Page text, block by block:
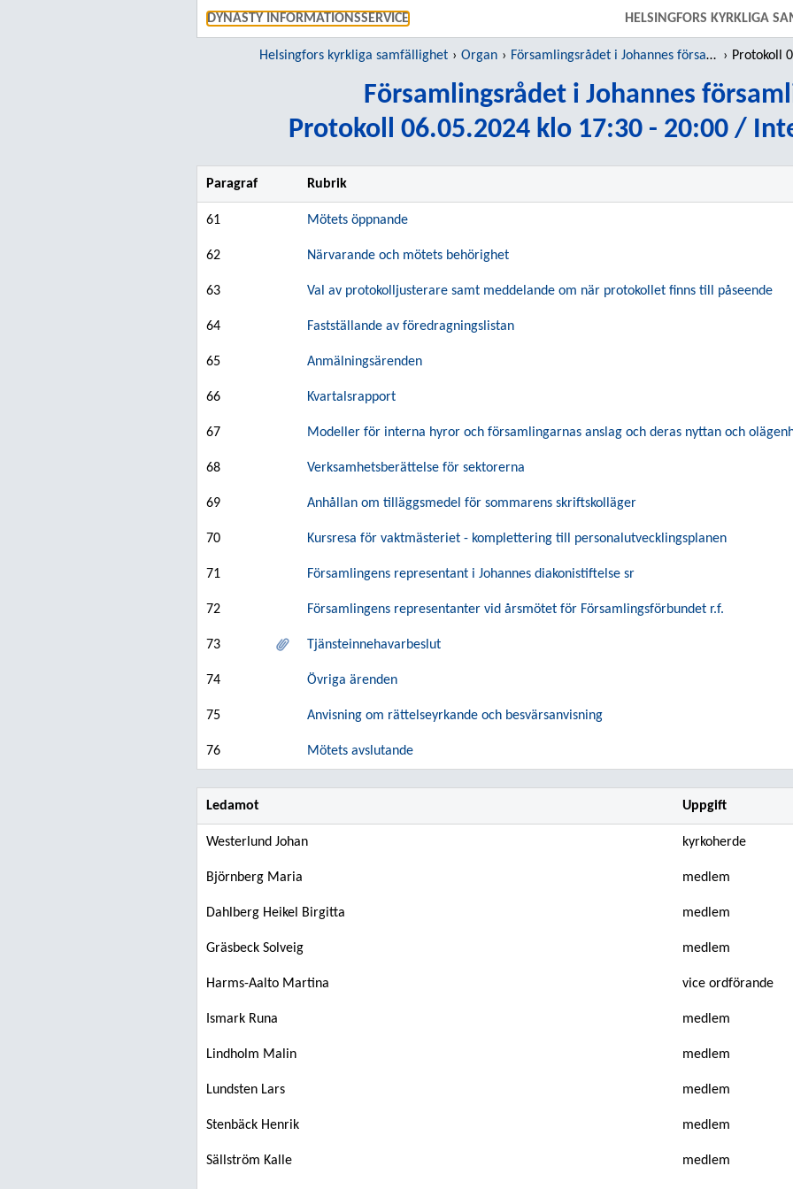
DYNASTY INFORMATIONSSERVICE GÅ DIREKT TILL HUVUDINNEHÅLLET
HELSINGFORS KYRKLIGA
Helsingfors kyrkliga samfällighet Organ Församlingsrådet i Johannes församling Protokoll
Församlingsrådet i Johannes
Protokoll 06.05.2024 klo 17:30 - 20:00 /
Paragraf Rubrik
61 Mötets öppnande
62 Närvarande och mötets behörighet
63 Val av protokolljusterare samt meddelande om när protokollet finns till påseende
64 Fastställande av föredragningslistan
65 Anmälningsärenden
66 Kvartalsrapport
67 Modeller för interna hyror och församlingarnas anslag och deras nyttan och
68 Verksamhetsberättelse för sektorerna
69 Anhållan om tilläggsmedel för sommarens skriftskolläger
70 Kursresa för vaktmästeriet - komplettering till personalutvecklingsplanen
71 Församlingens representant i Johannes diakonistiftelse sr
72 Församlingens representanter vid årsmötet för Församlingsförbundet r.f.
73 Tjänsteinnehavarbeslut
74 Övriga ärenden
75 Anvisning om rättelseyrkande och besvärsanvisning
76 Mötets avslutande
Ledamot Uppgift
Westerlund Johan kyrkoherde
Björnberg Maria medlem
Dahlberg Heikel Birgitta medlem
Gräsbeck Solveig medlem
Harms-Aalto Martina vice ordförande
Ismark Runa medlem
Lindholm Malin medlem
Lundsten Lars medlem
Stenbäck Henrik medlem
Sällström Kalle medlem